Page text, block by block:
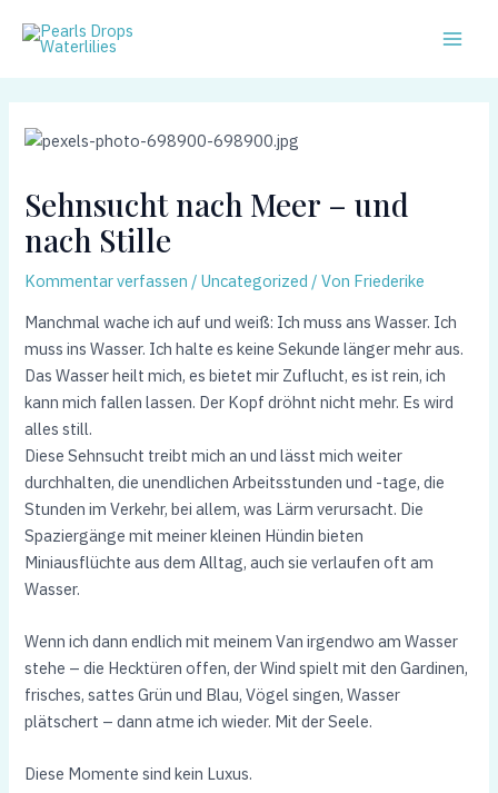
Inhalt
Sehnsucht nach Meer – und
nach Stille
Kommentar verfassen /Uncategorized / Von Friederike
Manchmal wache ich auf und weiß: Ich muss ans Wasser. Ich
muss ins Wasser. Ich halte es keine Sekunde länger mehr aus.
Das Wasser heilt mich, es bietet mir Zuflucht, es ist rein, ich
kann mich fallen lassen. Der Kopf dröhnt nicht mehr. Es wird
alles still.
Diese Sehnsucht treibt mich an und lässt mich weiter
durchhalten, die unendlichen Arbeitsstunden und -tage, die
Stunden im Verkehr, bei allem, was Lärm verursacht. Die
Spaziergänge mit meiner kleinen Hündin bieten
Miniausflüchte aus dem Alltag, auch sie verlaufen oft am
Wasser.
Wenn ich dann endlich mit meinem Van irgendwo am Wasser
stehe – die Hecktüren offen, der Wind spielt mit den Gardinen,
frisches, sattes Grün und Blau, Vögel singen, Wasser
plätschert – dann atme ich wieder. Mit der Seele.
Diese Momente sind kein Luxus.
navigation